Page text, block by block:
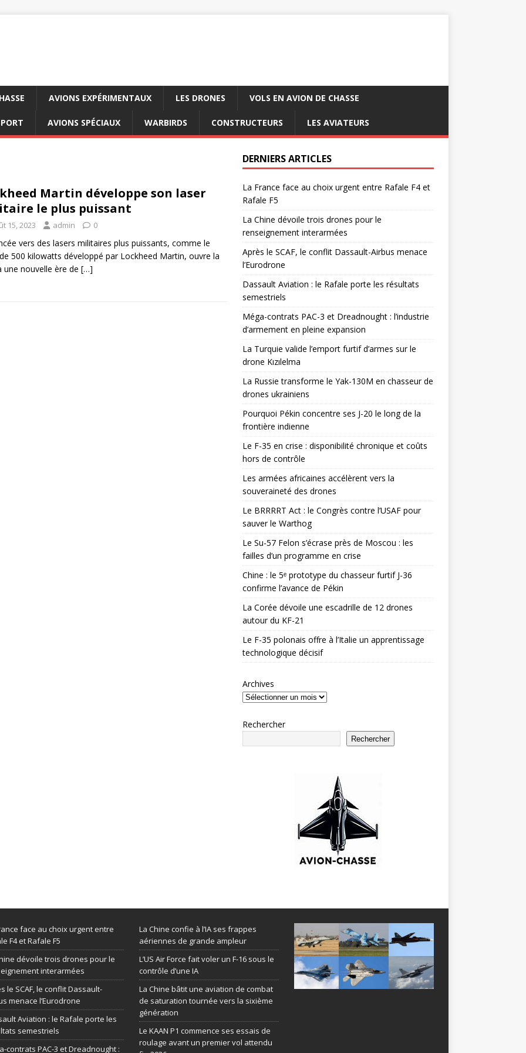
AVIONS EXPÉRIMENTAUX LES DRONES VOLS EN AVION DE CHASSE
AVIONS SPÉCIAUX WARBIRDS CONSTRUCTEURS LES AVIATEURS
Martin développe son laser
le plus puissant
15, 2023 admin 0
vers des lasers militaires plus puissants, comme le
500 kilowatts développé par Lockheed Martin, ouvre la
une nouvelle ère de […]
DERNIERS ARTICLES
La France face au choix urgent entre Rafale F4 et
Rafale F5
La Chine dévoile trois drones pour le
renseignement interarmées
Après le SCAF, le conflit Dassault-Airbus menace
l’Eurodrone
Dassault Aviation : le Rafale porte les résultats
semestriels
Méga-contrats PAC-3 et Dreadnought : l’industrie
d’armement en pleine expansion
La Turquie valide l’emport furtif d’armes sur le
drone Kızılelma
La Russie transforme le Yak-130M en chasseur de
drones ukrainiens
Pourquoi Pékin concentre ses J-20 le long de la
frontière indienne
Le F-35 en crise : disponibilité chronique et coûts
hors de contrôle
Les armées africaines accélèrent vers la
souveraineté des drones
Le BRRRRT Act : le Congrès contre l’USAF pour
sauver le Warthog
Le Su-57 Felon s’écrase près de Moscou : les
failles d’un programme en crise
Chine : le 5ᵉ prototype du chasseur furtif J-36
confirme l’avance de Pékin
La Corée dévoile une escadrille de 12 drones
autour du KF-21
Le F-35 polonais offre à l’Italie un apprentissage
technologique décisif
Archives
Rechercher
Rechercher
face au choix urgent entre
F4 et Rafale F5
dévoile trois drones pour le
interarmées
le SCAF, le conflit Dassault-
menace l’Eurodrone
Aviation : le Rafale porte les
semestriels
contrats PAC-3 et Dreadnought :
La Chine confie à l’IA ses frappes
aériennes de grande ampleur
L’US Air Force fait voler un F-16 sous le
contrôle d’une IA
La Chine bâtit une aviation de combat
de saturation tournée vers la sixième
génération
Le KAAN P1 commence ses essais de
roulage avant un premier vol attendu